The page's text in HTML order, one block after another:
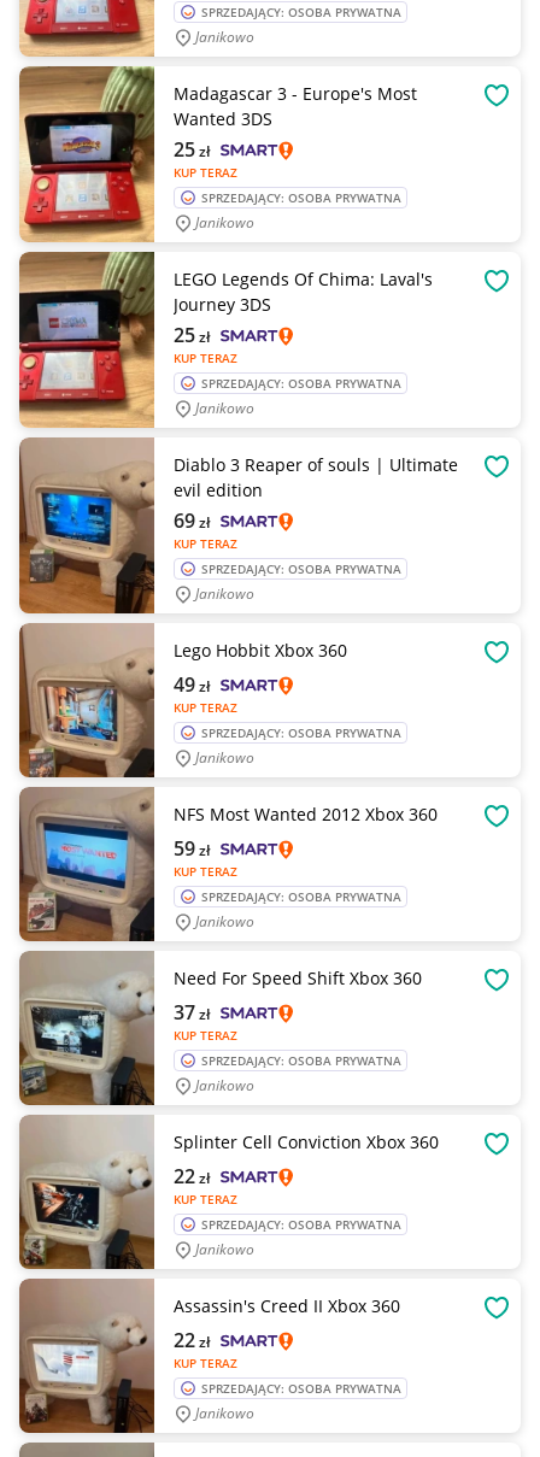
SPRZEDAJĄCY: OSOBA PRYWATNA
Janikowo
Madagascar 3 - Europe's Most
Wanted 3DS
KUP TERAZ
25zł
SPRZEDAJĄCY: OSOBA PRYWATNA
Janikowo
LEGO Legends Of Chima: Laval's
Journey 3DS
KUP TERAZ
25zł
SPRZEDAJĄCY: OSOBA PRYWATNA
Janikowo
Diablo 3 Reaper of souls | Ultimate
evil edition
KUP TERAZ
69zł
SPRZEDAJĄCY: OSOBA PRYWATNA
Janikowo
Lego Hobbit Xbox 360
KUP TERAZ
49zł
SPRZEDAJĄCY: OSOBA PRYWATNA
Janikowo
NFS Most Wanted 2012 Xbox 360
KUP TERAZ
59zł
SPRZEDAJĄCY: OSOBA PRYWATNA
Janikowo
Need For Speed Shift Xbox 360
KUP TERAZ
37zł
SPRZEDAJĄCY: OSOBA PRYWATNA
Janikowo
Splinter Cell Conviction Xbox 360
KUP TERAZ
22zł
SPRZEDAJĄCY: OSOBA PRYWATNA
Janikowo
Assassin's Creed II Xbox 360
KUP TERAZ
22zł
SPRZEDAJĄCY: OSOBA PRYWATNA
Janikowo